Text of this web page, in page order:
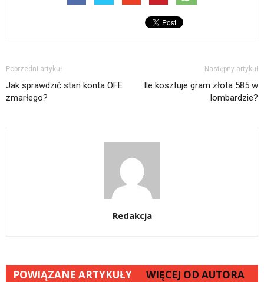
Poprzedni artykuł
Jak sprawdzić stan konta OFE
zmarłego?
Następny artykuł
Ile kosztuje gram złota 585 w
lombardzie?
Redakcja
POWIĄZANE ARTYKUŁY WIĘCEJ OD AUTORA